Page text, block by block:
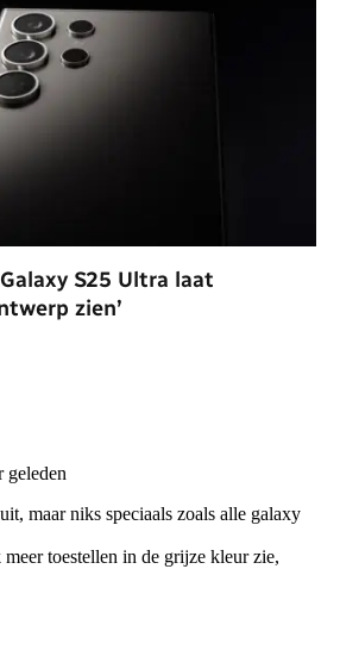
S25 Ultra laat
zien’